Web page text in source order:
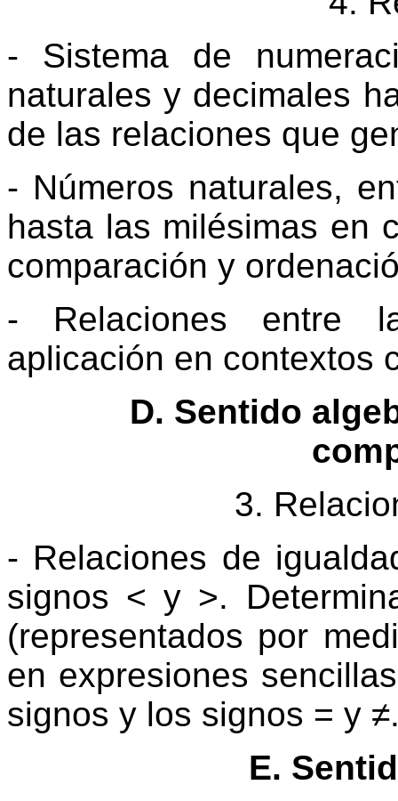
- Sistema de
naturales y decimales
de las relaciones que
- Números naturales,
hasta las milésimas en
comparación y
- Relaciones entre
aplicación en contextos
D. Sentido
3.
- Relaciones de
signos < y >.
(representados por
en expresiones
signos y los signos = y
E.